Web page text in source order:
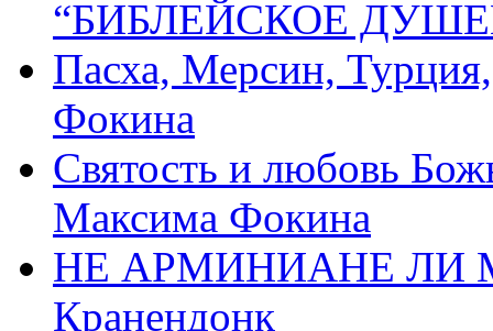
“БИБЛЕЙСКОЕ
Пасха, Мерсин,
Фокина
Святость и любовь
Максима Фокина
НЕ АРМИНИАНЕ ЛИ
Кранендонк